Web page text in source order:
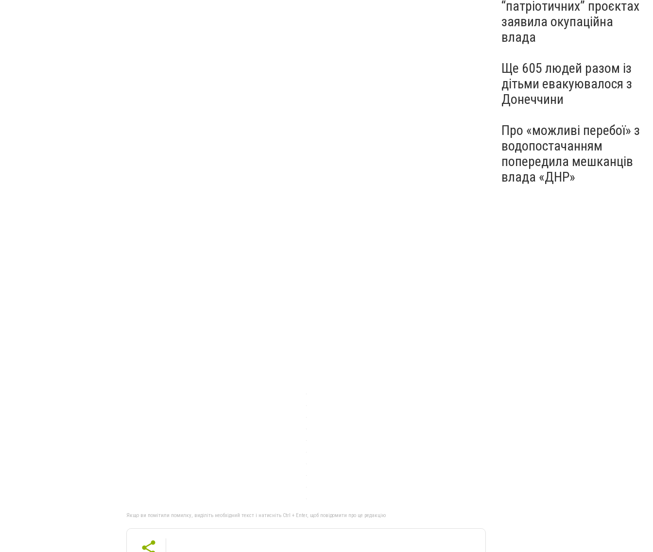
Якщо ви помітили помилку, виділіть необхідний текст і натисніть Ctrl + Enter, щоб повідомити про це редакцію
“патріотичних” проєктах
заявила окупаційна
влада
Ще 605 людей разом із
дітьми евакуювалося з
Донеччини
Про «можливі перебої» з
водопостачанням
попередила мешканців
влада «ДНР»